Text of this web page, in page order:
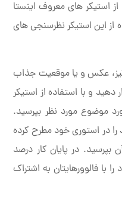
استیکر های معروف اینستا
از این استیکر نظرسنجی های
عکس و یا موقعیت جذاب
دهید و با استفاده از استیکر
موضوع مورد نظر بپرسید.
در استوری خود مطرح کرده
بپرسید. در پایان کار درصد
با فالوورهایتان به اشتراک